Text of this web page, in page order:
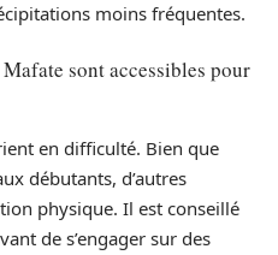
moins fréquentes.
sont accessibles pour
en difficulté. Bien que
débutants, d’autres
physique. Il est conseillé
de s’engager sur des